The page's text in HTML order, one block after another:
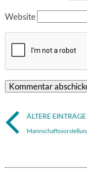
Website
ÄLTERE EINTRÄGE